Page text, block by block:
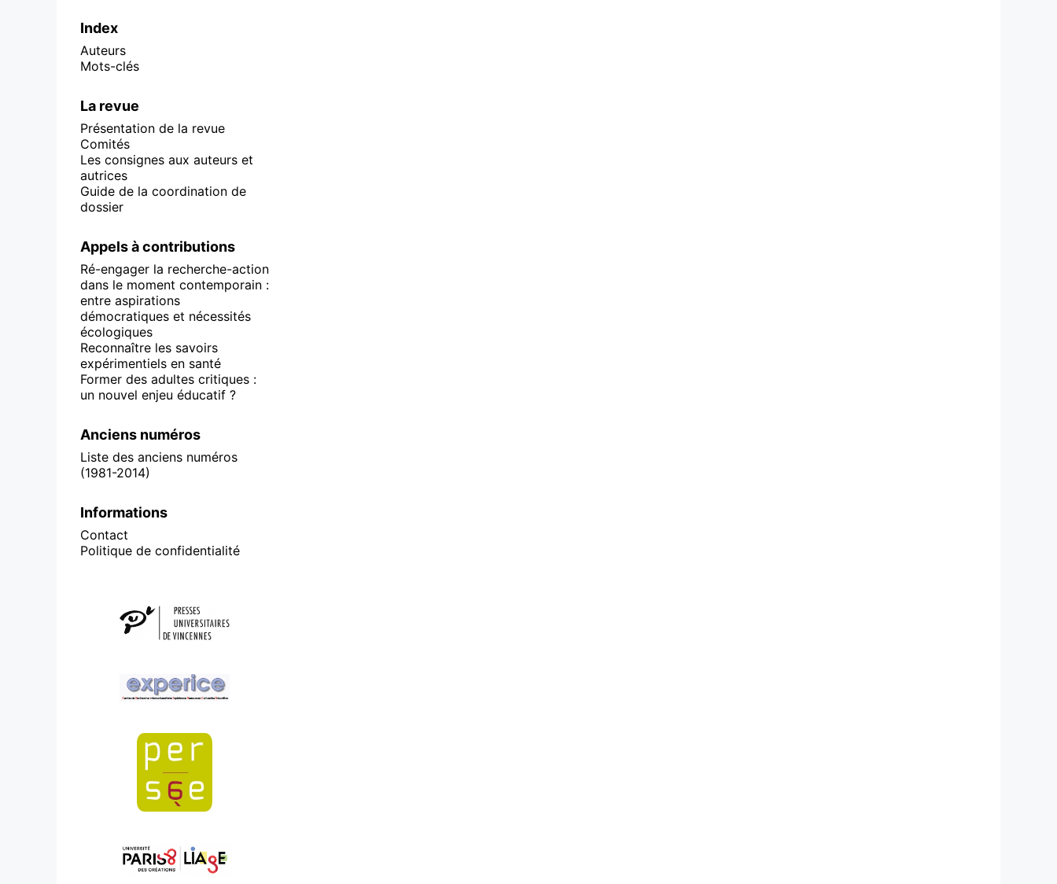
Index
Auteurs
Mots-clés
La revue
Présentation de la revue
Comités
Les consignes aux auteurs et
autrices
Guide de la coordination de
dossier
Appels à contributions
Ré-engager la recherche-action
dans le moment contemporain :
entre aspirations
démocratiques et nécessités
écologiques
Reconnaître les savoirs
expérimentiels en santé
Former des adultes critiques :
un nouvel enjeu éducatif ?
Anciens numéros
Liste des anciens numéros
(1981-2014)
Informations
Contact
Politique de confidentialité
Affiliations/partenaires